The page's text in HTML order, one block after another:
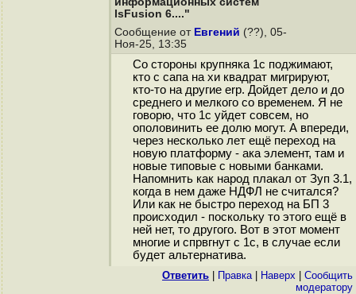
lsFusion 6...."
Сообщение от Евгений (??), 05-
Ноя-25, 13:35
Со стороны крупняка 1с поджимают,
кто с сапа на хи квадрат мигрируют,
кто-то на другие erp. Дойдет дело и до
среднего и мелкого со временем. Я не
говорю, что 1с уйдет совсем, но
ополовинить ее долю могут. А впереди,
через несколько лет ещё переход на
новую платформу - ака элемент, там и
новые типовые с новыми банками.
Напомнить как народ плакал от Зуп 3.1,
когда в нем даже НДФЛ не считался?
Или как не быстро переход на БП 3
происходил - поскольку то этого ещё в
ней нет, то другого. Вот в этот момент
многие и спрвгнут с 1с, в случае если
будет альтернатива.
Ответить Правка| Наверх
Cообщить
модератору